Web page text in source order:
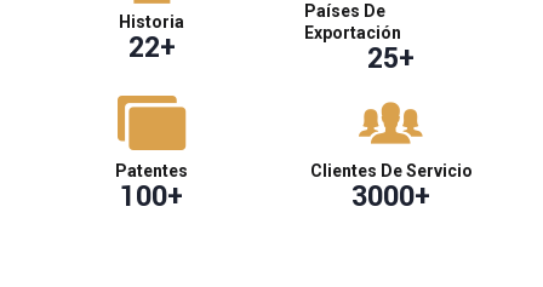
Historia
22+
Países De
Exportación
25+
Patentes
100+
Clientes De Servicio
3000+